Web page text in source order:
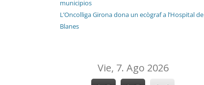
municipios
L’Oncolliga Girona dona un ecògraf a l’Hospital de
Blanes